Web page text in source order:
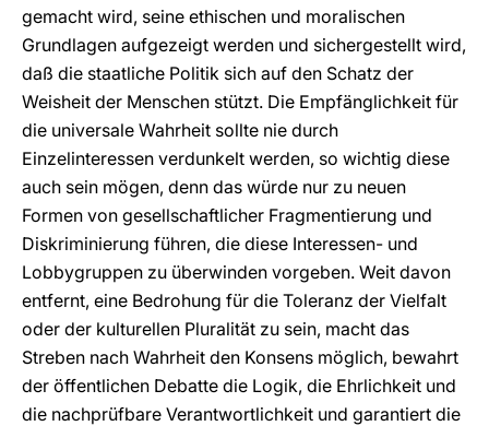
gemacht wird, seine ethischen und moralischen
Grundlagen aufgezeigt werden und sichergestellt wird,
daß die staatliche Politik sich auf den Schatz der
Weisheit der Menschen stützt. Die Empfänglichkeit für
die universale Wahrheit sollte nie durch
Einzelinteressen verdunkelt werden, so wichtig diese
auch sein mögen, denn das würde nur zu neuen
Formen von gesellschaftlicher Fragmentierung und
Diskriminierung führen, die diese Interessen- und
Lobbygruppen zu überwinden vorgeben. Weit davon
entfernt, eine Bedrohung für die Toleranz der Vielfalt
oder der kulturellen Pluralität zu sein, macht das
Streben nach Wahrheit den Konsens möglich, bewahrt
der öffentlichen Debatte die Logik, die Ehrlichkeit und
die nachprüfbare Verantwortlichkeit und garantiert die